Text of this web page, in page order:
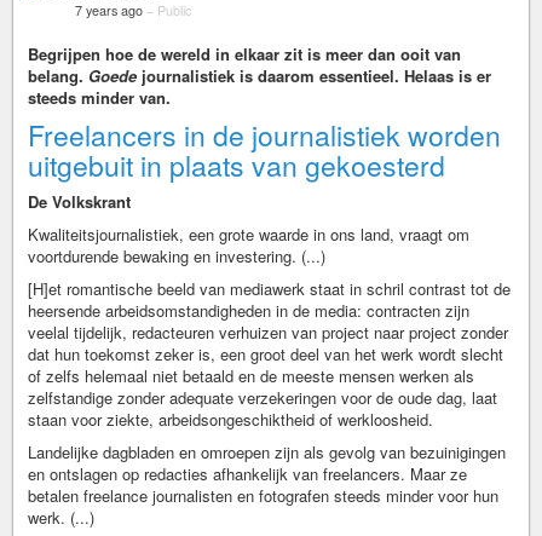
7 years ago – Public
Begrijpen hoe de wereld in elkaar zit is meer dan ooit van
belang. Goede journalistiek is daarom essentieel. Helaas is er
steeds minder van.
Freelancers in de journalistiek worden
uitgebuit in plaats van gekoesterd
De Volkskrant
Kwaliteitsjournalistiek, een grote waarde in ons land, vraagt om
voortdurende bewaking en investering. (...)
[H]et romantische beeld van mediawerk staat in schril contrast tot de
heersende ­arbeidsomstandigheden in de media: contracten zijn
veelal tijdelijk, redacteuren verhuizen van project naar project zonder
dat hun toekomst zeker is, een groot deel van het werk wordt slecht
of zelfs helemaal niet betaald en de meeste mensen werken als
zelfstandige zonder adequate verzekeringen voor de oude dag, laat
staan voor ziekte, arbeidsongeschiktheid of werkloosheid.
Landelijke dagbladen en omroepen zijn als gevolg van bezuinigingen
en ontslagen op redacties afhankelijk van freelancers. Maar ze
betalen freelance journalisten en fotografen steeds minder voor hun
werk. (...)